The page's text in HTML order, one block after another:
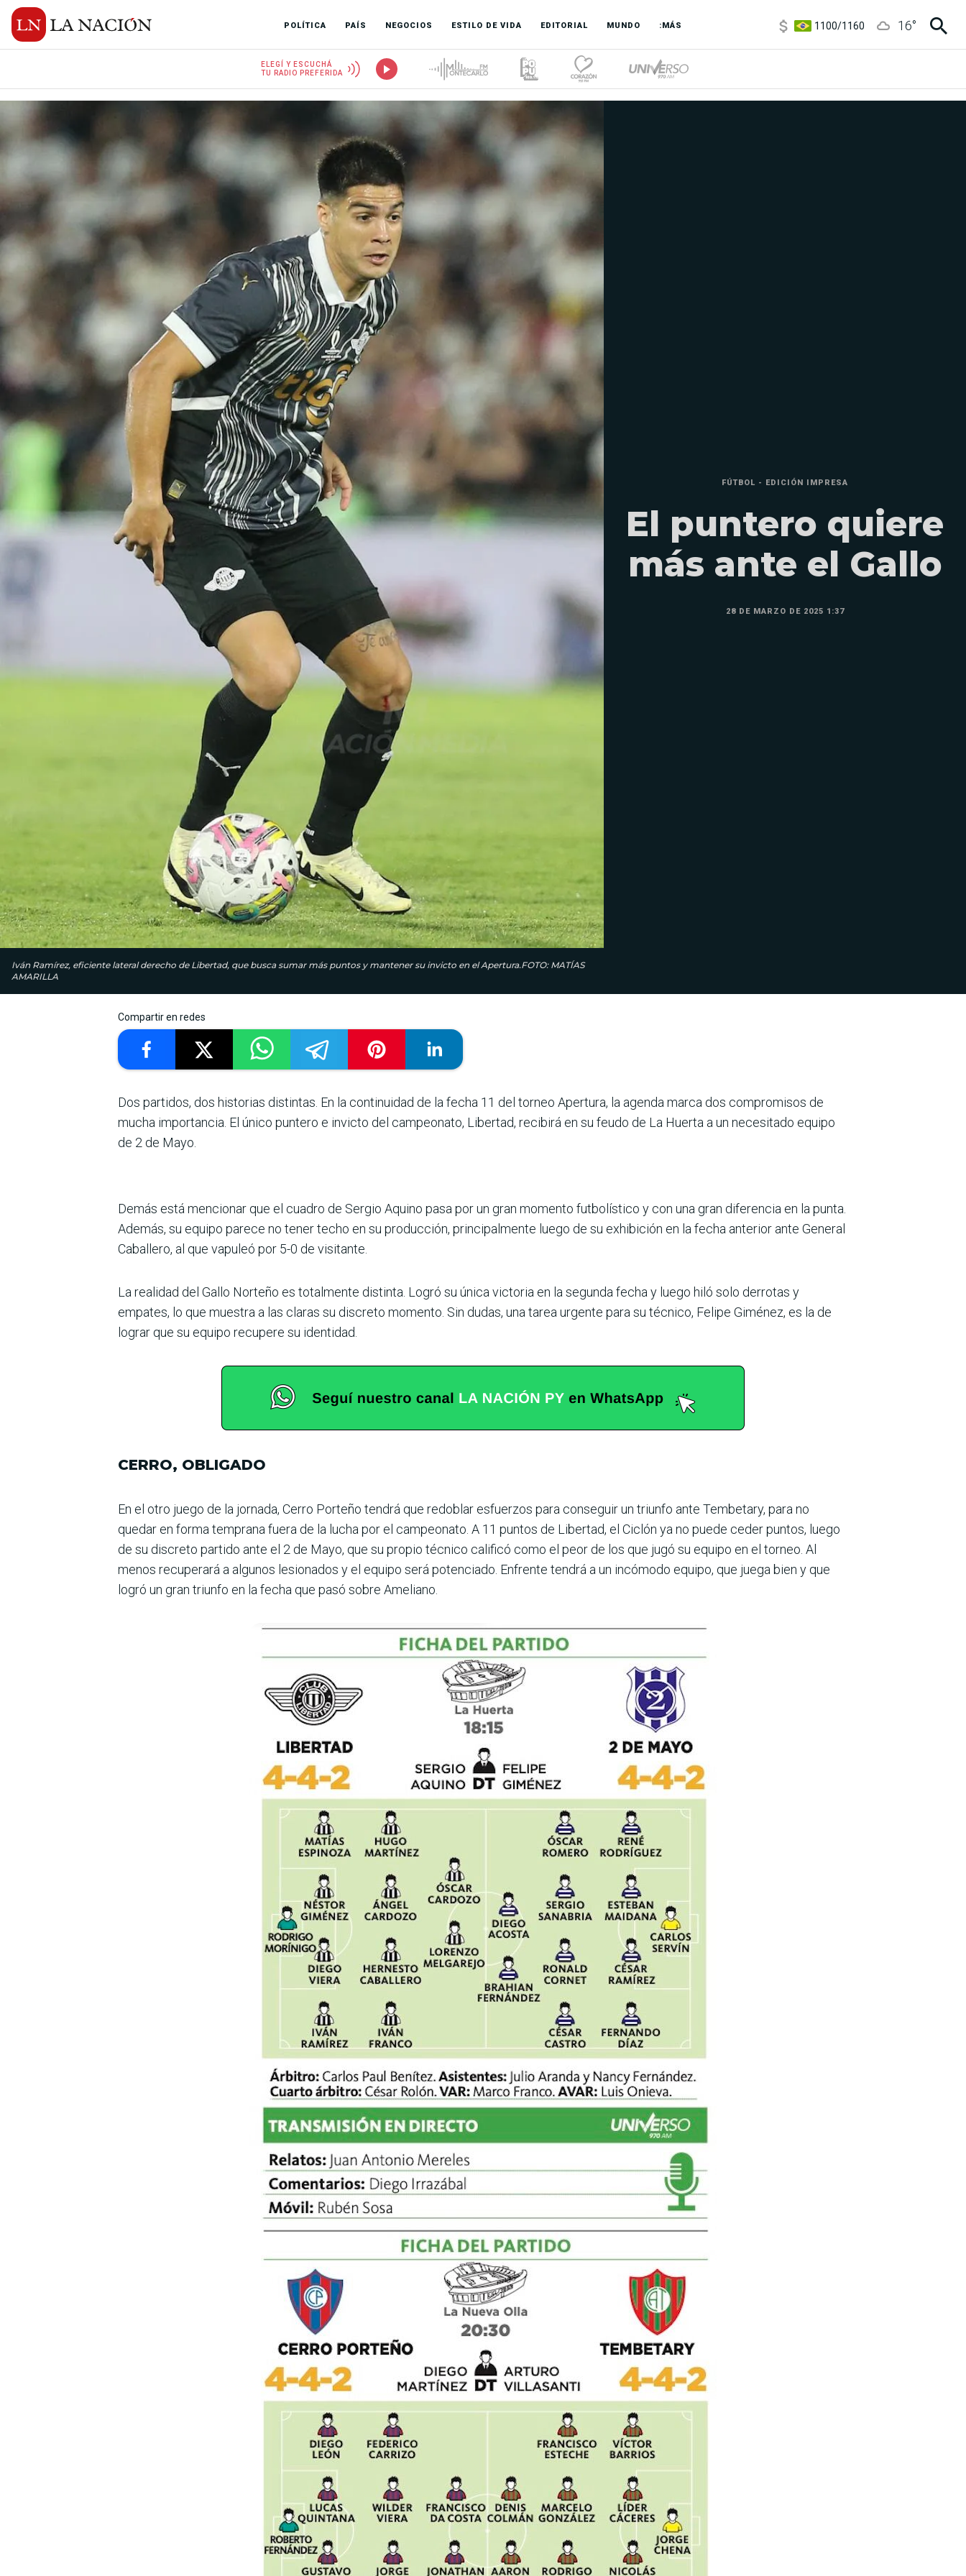
POLÍTICA PAÍS NEGOCIOS ESTILO DE VIDA EDITORIAL MUNDO :MÁS
3,8/4
16°
ELEGÍ Y ESCUCHÁ
TU RADIO PREFERIDA
Iván Ramírez, eficiente lateral derecho de Libertad, que busca sumar más puntos y mantener su invicto en el Apertura.FOTO: MATÍAS
AMARILLA
FÚTBOL - EDICIÓN IMPRESA
El puntero quiere
más ante el Gallo
28 DE MARZO DE 2025 1:37
Compartir en redes
Dos partidos, dos his­torias distintas. En la continuidad de la fecha 11 del torneo Apertura, la agenda marca dos com­promisos de
mucha impor­tancia. El único puntero e invicto del campeonato, Libertad, recibirá en su feudo de La Huerta a un necesitado equipo
de 2 de Mayo.
Demás está mencionar que el cuadro de Sergio Aquino pasa por un gran momento futbolístico y con una gran diferencia en la punta.
Ade­más, su equipo parece no tener techo en su produc­ción, principalmente luego de su exhibición en la fecha anterior ante General
Caba­llero, al que vapuleó por 5-0 de visitante.
La realidad del Gallo Nor­teño es totalmente distinta. Logró su única victoria en la segunda fecha y luego hiló solo derrotas y
empates, lo que muestra a las claras su discreto momento. Sin dudas, una tarea urgente para su técnico, Felipe Giménez, es la de
lograr que su equipo recupere su iden­tidad.
CERRO, OBLIGADO
En el otro juego de la jornada, Cerro Porteño tendrá que redoblar esfuerzos para con­seguir un triunfo ante Tem­betary, para no
quedar en forma temprana fuera de la lucha por el campeonato. A 11 puntos de Libertad, el Ciclón ya no puede ceder puntos, luego
de su discreto partido ante el 2 de Mayo, que su pro­pio técnico calificó como el peor de los que jugó su equipo en el torneo. Al
menos recu­perará a algunos lesionados y el equipo será potenciado. Enfrente tendrá a un incó­modo equipo, que juega bien y que
logró un gran triunfo en la fecha que pasó sobre Ameliano.